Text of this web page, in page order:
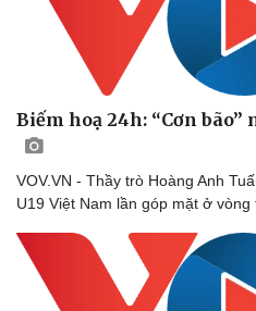
Sức khỏe
Dinh dưỡng - món ngon
Sản phụ khoa
Nhi khoa
Nam khoa
Làm đẹp - giảm cân
Phòng mạch online
Ăn sạch sống khỏe
Biếm hoạ 24h: “Cơn bão”
VOV.VN - Thầy trò Hoàng Anh
U19 Việt Nam lần góp mặt ở vòng